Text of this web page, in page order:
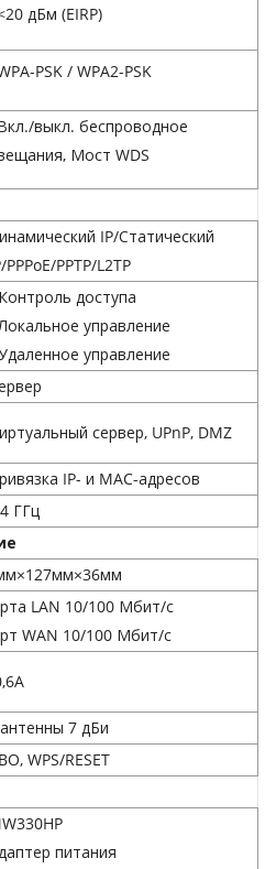
дБм (EIRP)
PSK / WPA2-PSK
выкл. беспроводное
Мост WDS
IP/Статический
PPPoE/PPTP/L2TP
доступа
управление
управление
сервер, UPnP, DMZ
IP- и MAC-адресов
ГГц
LAN 10/100 Мбит/с
WAN 10/100 Мбит/с
7 дБи
WPS/RESET
питания